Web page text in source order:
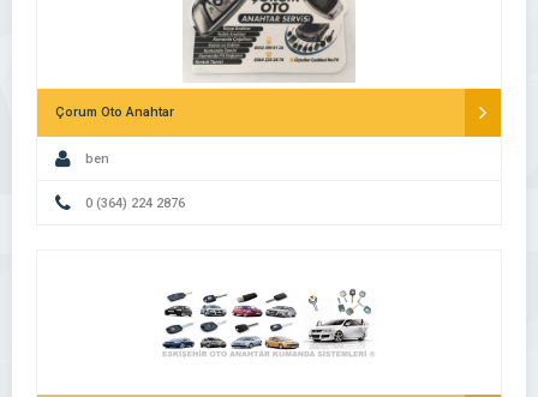
Çorum Oto Anahtar
ben
0 (364) 224 2876